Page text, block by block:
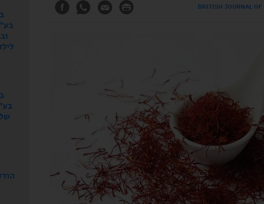
BRITISH JOURNAL OF